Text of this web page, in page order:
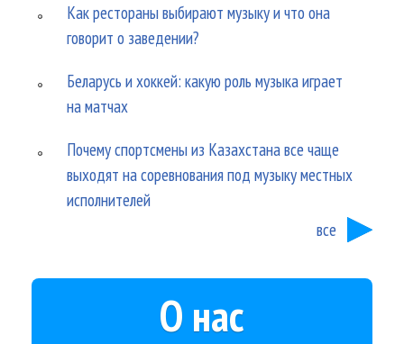
Как рестораны выбирают музыку и что она
говорит о заведении?
Беларусь и хоккей: какую роль музыка играет
на матчах
Почему спортсмены из Казахстана все чаще
выходят на соревнования под музыку местных
исполнителей
все
О нас